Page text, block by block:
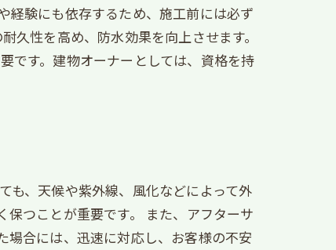
経験にも依存するため、施工前には必ず
久性を高め、防水効果を向上させます。
です。建物オーナーとしては、資格を持
も、天候や紫外線、風化などによって外
つことが重要です。 また、アフターサ
場合には、迅速に対応し、お客様の不安